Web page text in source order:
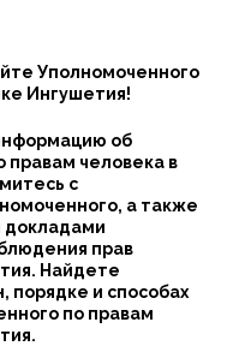
Уполномоченного
Ингушетия!
об
правам человека в
с
а также
докладами
прав
Найдете
и способах
по правам